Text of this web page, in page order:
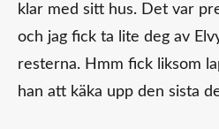
klar med sitt hus. Det var
och jag fick ta lite deg av
resterna. Hmm fick liksom
han att käka upp den sista